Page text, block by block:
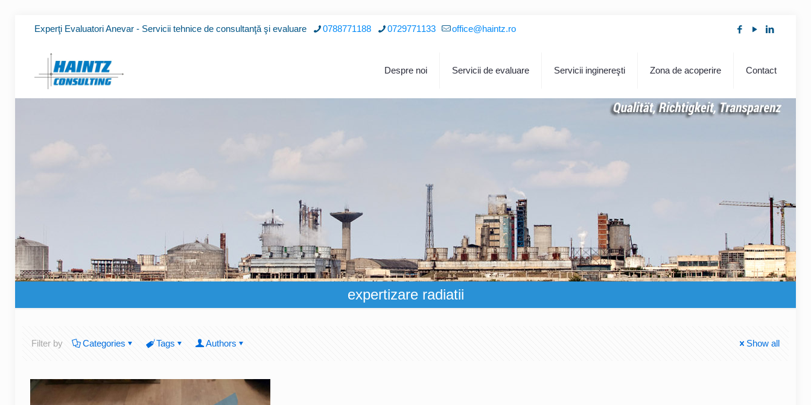
Experţi Evaluatori Anevar - Servicii tehnice de consultanţă şi evaluare 0788771188 0729771133 office@haintz.ro
Despre noi Servicii de evaluare Servicii inginereşti Zona de acoperire Contact
expertizare radiatii
Filter by Categories Tags Authors Show all